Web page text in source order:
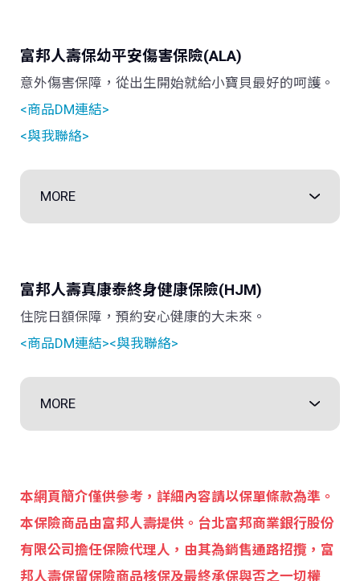
富邦人壽保幼平安傷害保險(ALA)
意外傷害保障，從出生開始就給小寶貝最好的呵護。
<商品DM連結>
<與我聯絡>
MORE
富邦人壽真康泰終身健康保險(HJM)
住院日額保障，預約安心健康的大未來。
<商品DM連結><與我聯絡>
MORE
本網頁簡介僅供參考，詳細內容請以保單條款為準。
本保險商品由富邦人壽提供。台北富邦商業銀行股份
有限公司擔任保險代理人，由其為銷售通路招攬，富
邦人壽保留保險商品核保及最終承保與否之一切權